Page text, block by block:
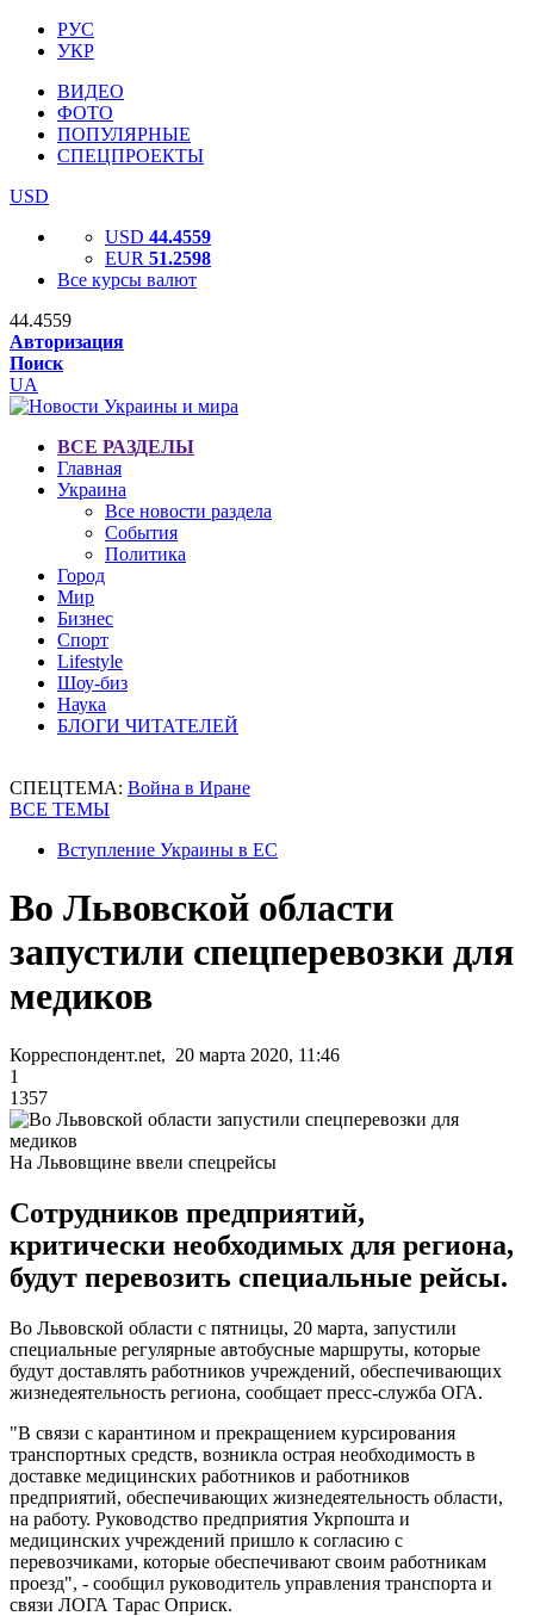
РУС
УКР
ВИДЕО
ФОТО
ПОПУЛЯРНЫЕ
СПЕЦПРОЕКТЫ
USD
USD 44.4559
EUR 51.2598
Все курсы валют
44.4559
Авторизация
Поиск
UA
ВСЕ РАЗДЕЛЫ
Главная
Украина
Все новости раздела
События
Политика
Город
Мир
Бизнес
Спорт
Lifestyle
Шоу-биз
Наука
БЛОГИ ЧИТАТЕЛЕЙ
СПЕЦТЕМА: Война в Иране
ВСЕ ТЕМЫ
Вступление Украины в ЕС
Во Львовской области
запустили спецперевозки для
медиков
Корреспондент.net, 20 марта 2020, 11:46
1
1357
На Львовщине ввели спецрейсы
Сотрудников предприятий,
критически необходимых для региона,
будут перевозить специальные рейсы.
Во Львовской области с пятницы, 20 марта, запустили
специальные регулярные автобусные маршруты, которые
будут доставлять работников учреждений, обеспечивающих
жизнедеятельность региона, сообщает пресс-служба ОГА.
"В связи с карантином и прекращением курсирования
транспортных средств, возникла острая необходимость в
доставке медицинских работников и работников
предприятий, обеспечивающих жизнедеятельность области,
на работу. Руководство предприятия Укрпошта и
медицинских учреждений пришло к согласию с
перевозчиками, которые обеспечивают своим работникам
проезд", - сообщил руководитель управления транспорта и
связи ЛОГА Тарас Оприск.